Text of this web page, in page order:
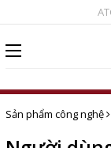
Sản phẩm công nghệ